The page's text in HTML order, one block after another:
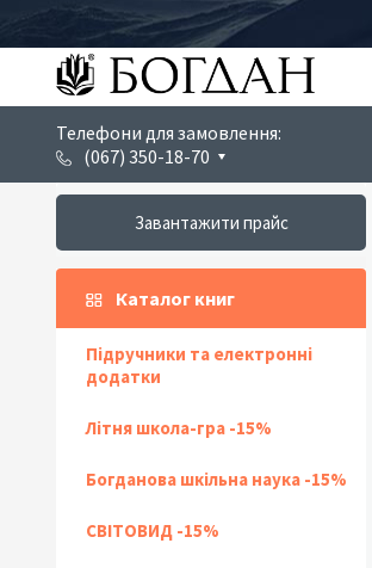
Телефони для замовлення:
(067) 350-18-70
Завантажити прайс
Каталог книг
Підручники та електронні
додатки
Літня школа-гра -15%
Богданова шкільна наука -15%
СВІТОВИД -15%